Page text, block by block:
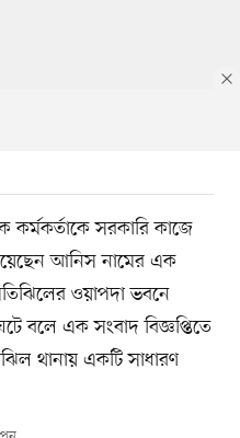
কর্মকর্তাকে সরকারি কাজে
আনিস নামের এক
ওয়াপদা ভবনে
বলে এক সংবাদ বিজ্ঞপ্তিতে
থানায় একটি সাধারণ